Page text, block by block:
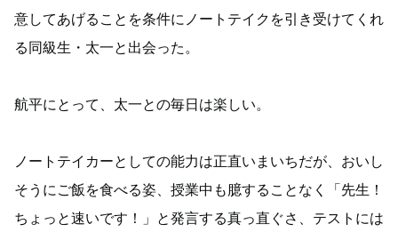
意してあげることを条件にノートテイクを引き受けてくれ
る同級生・太一と出会った。
航平にとって、太一との毎日は楽しい。
ノートテイカーとしての能力は正直いまいちだが、おいし
そうにご飯を食べる姿、授業中も臆することなく「先生！
ちょっと速いです！」と発言する真っ直ぐさ、テストには